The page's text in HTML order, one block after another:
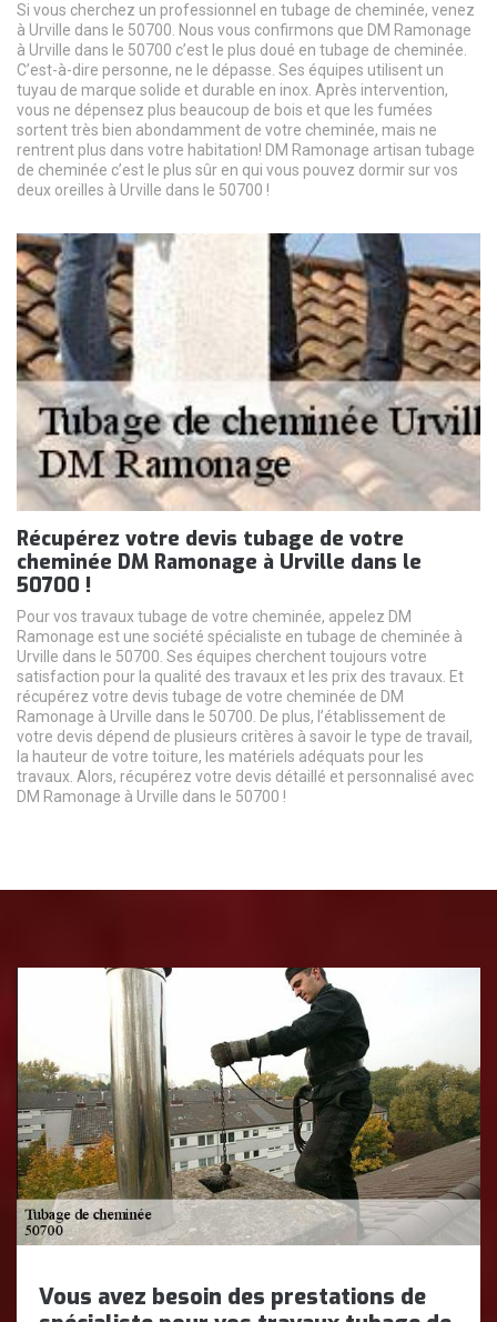
Si vous cherchez un professionnel en tubage de cheminée, venez
à Urville dans le 50700. Nous vous confirmons que DM Ramonage
à Urville dans le 50700 c’est le plus doué en tubage de cheminée.
C’est-à-dire personne, ne le dépasse. Ses équipes utilisent un
tuyau de marque solide et durable en inox. Après intervention,
vous ne dépensez plus beaucoup de bois et que les fumées
sortent très bien abondamment de votre cheminée, mais ne
rentrent plus dans votre habitation! DM Ramonage artisan tubage
de cheminée c’est le plus sûr en qui vous pouvez dormir sur vos
deux oreilles à Urville dans le 50700 !
Récupérez votre devis tubage de votre
cheminée DM Ramonage à Urville dans le
50700 !
Pour vos travaux tubage de votre cheminée, appelez DM
Ramonage est une société spécialiste en tubage de cheminée à
Urville dans le 50700. Ses équipes cherchent toujours votre
satisfaction pour la qualité des travaux et les prix des travaux. Et
récupérez votre devis tubage de votre cheminée de DM
Ramonage à Urville dans le 50700. De plus, l’établissement de
votre devis dépend de plusieurs critères à savoir le type de travail,
la hauteur de votre toiture, les matériels adéquats pour les
travaux. Alors, récupérez votre devis détaillé et personnalisé avec
DM Ramonage à Urville dans le 50700 !
Vous avez besoin des prestations de